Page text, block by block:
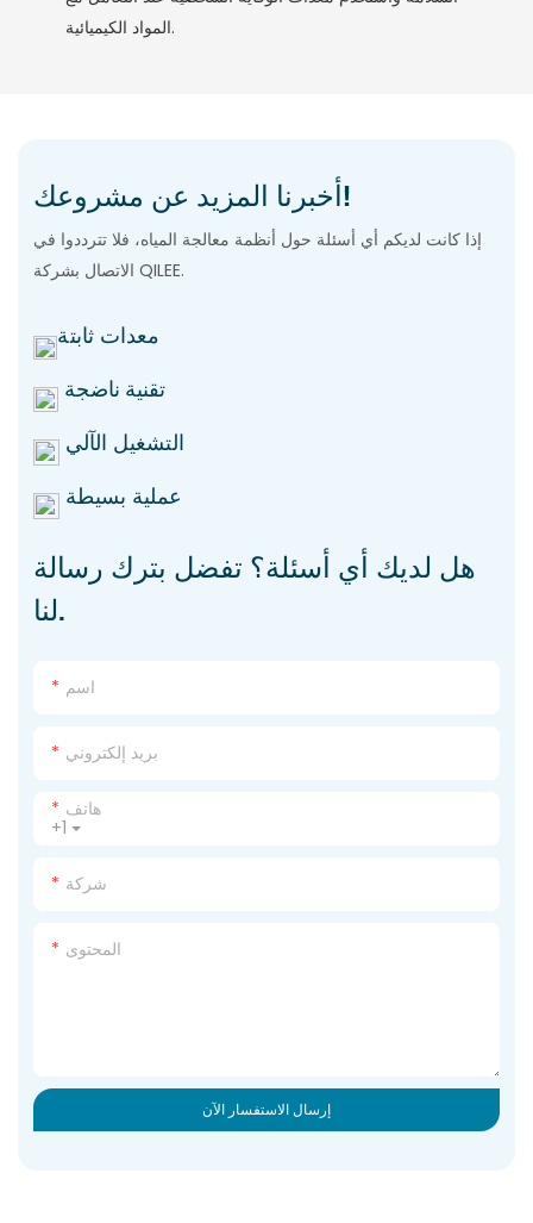
المواد الكيميائية.
أخبرنا المزيد عن مشروعك!
إذا كانت لديكم أي أسئلة حول أنظمة معالجة المياه، فلا تترددوا في
الاتصال بشركة QILEE.
معدات ثابتة
تقنية ناضجة
التشغيل الآلي
عملية بسيطة
هل لديك أي أسئلة؟ تفضل بترك رسالة
لنا.
اسم
بريد إلكتروني
+1
هاتف
شركة
المحتوى
إرسال الاستفسار الآن